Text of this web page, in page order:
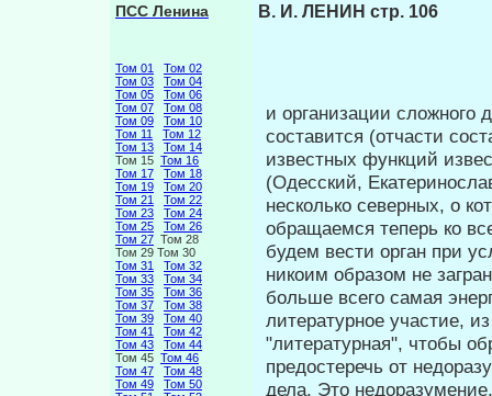
ПСС Ленина
Том 01
Том 02
Том 03
Том 04
Том 05
Том 06
Том 07
Том 08
Том 09
Том 10
Том 11
Том 12
Том 13
Том 14
Том 15 Том 16
Том 17
Том 18
Том 19
Том 20
Том 21
Том 22
Том 23
Том 24
Том 25
Том 26
Том 27 Том 28
Том 29 Том 30
Том 31
Том 32
Том 33
Том 34
Том 35
Том 36
Том 37
Том 38
Том 39
Том 40
Том 41
Том 42
Том 43
Том 44
Том 45 Том 46
Том 47
Том 48
Том 49
Том 50
В. И. ЛЕНИН стр. 106
и организации сложного
составится (отчас­ти
известных функций
(Одесский,
несколько северных, о
обращаемся теперь ко
будем вести орган при
никоим образом не
больше всего самая
литературное участие,
"литературная", чтобы
предостеречь от
дела. Это